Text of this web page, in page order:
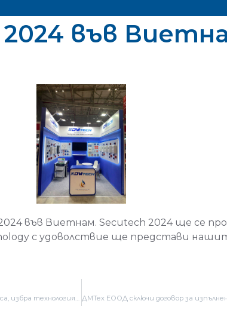
във
във Виетнам. Secutech 2024 ще се
с удоволствие ще представи
Една от най-големите банки в Турция – HalkBank, със своите 1028 офиса, избра технологията на ДМТех ЕООД.